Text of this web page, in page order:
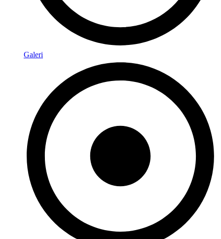
Galeri